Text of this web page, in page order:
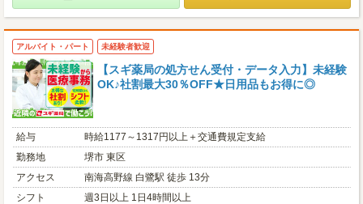
アルバイト・パート 未経験者歓迎
【スギ薬局の処方せん受付・データ入力】未経験
OK♪社割最大30％OFF★日用品もお得に◎
給与
時給1177～1317円以上＋交通費規定支給
勤務地
堺市 東区
アクセス
南海高野線 白鷺駅 徒歩 13分
シフト
週3日以上 1日4時間以上